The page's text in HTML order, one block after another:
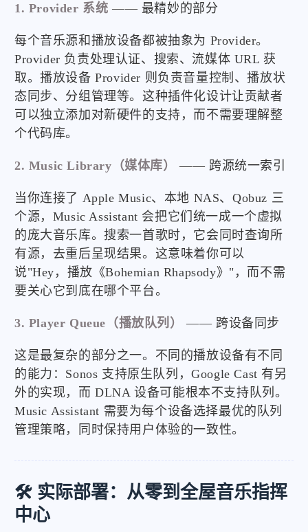
1. Provider 系统 —— 最精妙的部分
每个音乐源和播放设备都被抽象为 Provider。
Provider 负责处理认证、搜索、流媒体 URL 获
取。播放设备 Provider 则负责音量控制、播放状
态同步、分组管理等。这种插件化设计让贡献者
可以独立添加对新硬件的支持，而不需要理解整
个代码库。
2. Music Library（媒体库） —— 跨源统一索引
当你连接了 Apple Music、本地 NAS、Qobuz 三
个源，Music Assistant 会把它们统一成一个虚拟
的庞大音乐库。搜索一首歌时，它会同时查询所
有源，去重后呈现结果。这意味着你可以
说"Hey，播放《Bohemian Rhapsody》"，而不需
要关心它到底在哪个平台。
3. Player Queue（播放队列） —— 跨设备同步
这是最复杂的部分之一。不同的播放设备有不同
的能力：Sonos 支持原生队列，Google Cast 有另
外的实现，而 DLNA 设备可能根本不支持队列。
Music Assistant 需要为每个设备选择最优的队列
管理策略，同时保持用户体验的一致性。
🛠️ 实际部署：从零到全屋音乐指挥
中心